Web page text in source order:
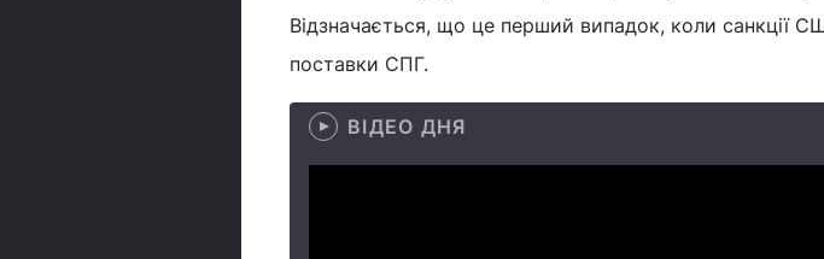
Відзначається, що це перший випадок, коли санкції
поставки СПГ.
ВІДЕО ДНЯ